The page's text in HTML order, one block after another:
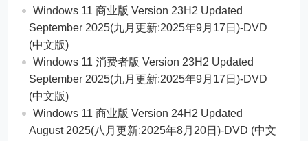
Windows 11 商业版 Version 23H2 Updated
September 2025(九月更新:2025年9月17日)-DVD
(中文版)
Windows 11 消费者版 Version 23H2 Updated
September 2025(九月更新:2025年9月17日)-DVD
(中文版)
Windows 11 商业版 Version 24H2 Updated
August 2025(八月更新:2025年8月20日)-DVD (中文